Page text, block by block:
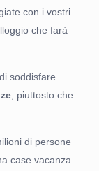
con i vostri
che farà
soddisfare
, piuttosto che
di persone
case vacanza